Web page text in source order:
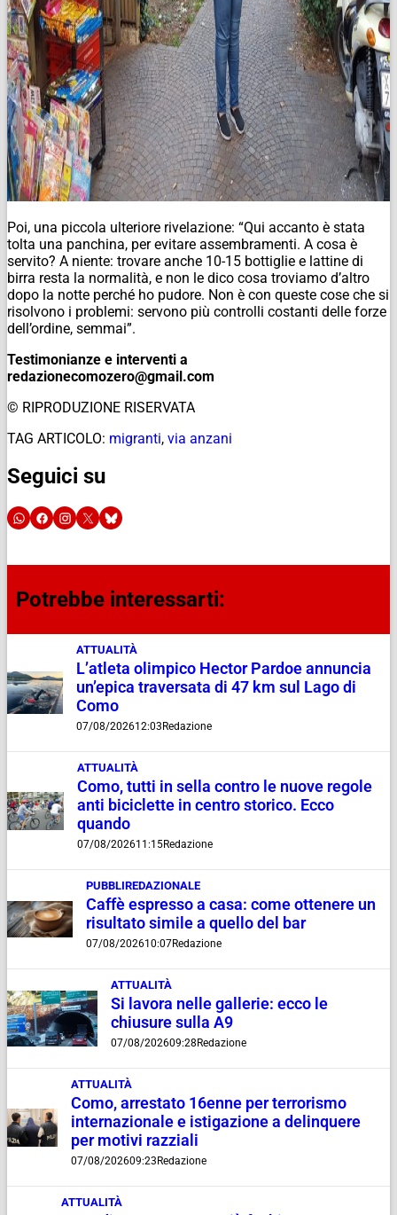
Poi, una piccola ulteriore rivelazione: “Qui accanto è stata
tolta una panchina, per evitare assembramenti. A cosa è
servito? A niente: trovare anche 10-15 bottiglie e lattine di
birra resta la normalità, e non le dico cosa troviamo d’altro
dopo la notte perché ho pudore. Non è con queste cose che si
risolvono i problemi: servono più controlli costanti delle forze
dell’ordine, semmai”.
Testimonianze e interventi a
redazionecomozero@gmail.com
© RIPRODUZIONE RISERVATA
TAG ARTICOLO: migranti, via anzani
Seguici su
Potrebbe interessarti:
ATTUALITÀ
L’atleta olimpico Hector Pardoe annuncia
un’epica traversata di 47 km sul Lago di
Como
07/08/202612:03 Redazione
ATTUALITÀ
Como, tutti in sella contro le nuove regole
anti biciclette in centro storico. Ecco
quando
07/08/202611:15Redazione
PUBBLIREDAZIONALE
Caffè espresso a casa: come ottenere un
risultato simile a quello del bar
07/08/202610:07Redazione
ATTUALITÀ
Si lavora nelle gallerie: ecco le
chiusure sulla A9
07/08/202609:28 Redazione
ATTUALITÀ
Como, arrestato 16enne per terrorismo
internazionale e istigazione a delinquere
per motivi razziali
07/08/202609:23 Redazione
ATTUALITÀ